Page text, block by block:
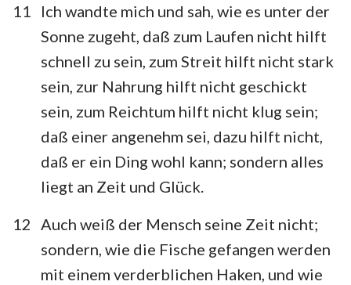
8
9 10 11 12
11
Ich wandte mich und sah, wie es unter der
Sonne zugeht, daß zum Laufen nicht hilft
schnell zu sein, zum Streit hilft nicht stark
sein, zur Nahrung hilft nicht geschickt
sein, zum Reichtum hilft nicht klug sein;
daß einer angenehm sei, dazu hilft nicht,
daß er ein Ding wohl kann; sondern alles
liegt an Zeit und Glück.
12
Auch weiß der Mensch seine Zeit nicht;
sondern, wie die Fische gefangen werden
mit einem verderblichen Haken, und wie